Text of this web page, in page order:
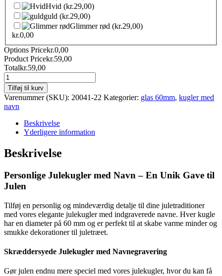
Hvid (kr.29,00)
guld (kr.29,00)
Glimmer rød (kr.29,00)
kr.0,00
Options Pricekr.0,00
Product Pricekr.59,00
Totalkr.59,00
julekugle
med
navn
mia
antal
Tilføj til kurv
Varenummer (SKU): 20041-22 Kategorier: glas 60mm, kugler med
navn
Beskrivelse
Yderligere information
Beskrivelse
Personlige Julekugler med Navn – En Unik Gave til
Julen
Tilføj en personlig og mindeværdig detalje til dine juletraditioner
med vores elegante julekugler med indgraverede navne. Hver kugle
har en diameter på 60 mm og er perfekt til at skabe varme minder og
smukke dekorationer til juletræet.
Skræddersyede Julekugler med Navnegravering
Gør julen endnu mere speciel med vores julekugler, hvor du kan få